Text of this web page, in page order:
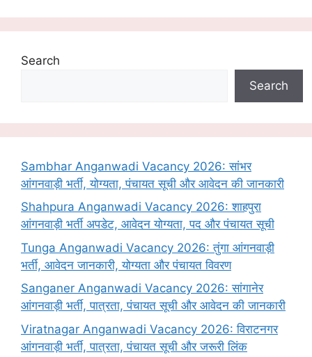
Search
Search
Sambhar Anganwadi Vacancy 2026: सांभर
आंगनवाड़ी भर्ती, योग्यता, पंचायत सूची और आवेदन की जानकारी
Shahpura Anganwadi Vacancy 2026: शाहपुरा
आंगनवाड़ी भर्ती अपडेट, आवेदन योग्यता, पद और पंचायत सूची
Tunga Anganwadi Vacancy 2026: तुंगा आंगनवाड़ी
भर्ती, आवेदन जानकारी, योग्यता और पंचायत विवरण
Sanganer Anganwadi Vacancy 2026: सांगानेर
आंगनवाड़ी भर्ती, पात्रता, पंचायत सूची और आवेदन की जानकारी
Viratnagar Anganwadi Vacancy 2026: विराटनगर
आंगनवाड़ी भर्ती, पात्रता, पंचायत सूची और जरूरी लिंक